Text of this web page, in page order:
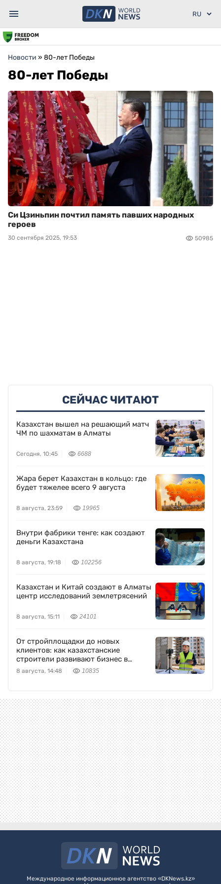
Новости » 80-лет Победы
80-лет Победы
Си Цзиньпин почтил память павших народных
героев
30 сентября 2025, 19:53 50985
СЕЙЧАС ЧИТАЮТ
Казахстан вышел на решающий матч
ЧМ по шахматам в Алматы
Сегодня, 10:45 6688
Жара берет Казахстан в кольцо: где
будет тяжелее всего 9 августа
8 августа, 23:59 19965
Внутри фабрики тенге: как создают
деньги Казахстана
8 августа, 19:18 102256
Казахстан и Китай создают в Алматы
центр исследований землетрясений
8 августа, 15:11 24101
От стройплощадки до новых
клиентов: как казахстанские
строители развивают бизнес в
TikTok
8 августа, 14:48 10835
Международное информационное агентство «DKNews.kz»